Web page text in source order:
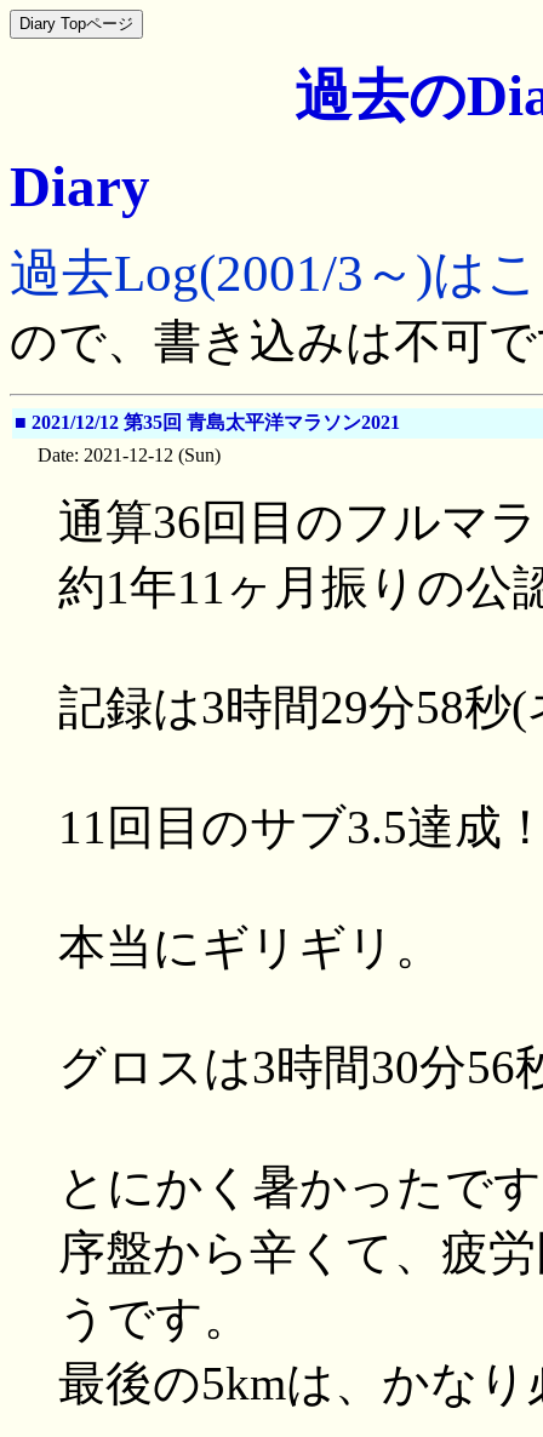
過去の
Diary
過去Log(2001/3～)は
ので、書き込みは不可
■ 2021/12/12 第35回 青島太平洋マラソン2021
Date: 2021-12-12 (Sun)
通算36回目のフルマ
約1年11ヶ月振りの公
記録は3時間29分58秒
11回目のサブ3.5達成
本当にギリギリ。
グロスは3時間30分56
とにかく暑かった
序盤から辛くて、疲
うです。
最後の5kmは、かな